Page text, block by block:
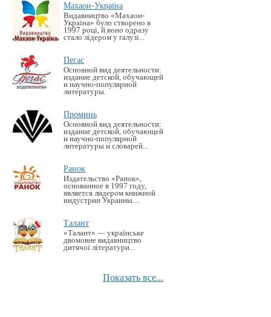
Махаон-Україна
Видавництво «Махаон-
Україна» було створено в
1997 році, й воно одразу
стало лідером у галузі...
Пегас
Основной вид деятельности:
издание детской, обучающей
и научно-популярной
литературы.
Проминь
Основной вид деятельности:
издание детской, обучающей
и научно-популярной
литературы и словарей...
Ранок
Издательство «Ранок»,
основанное в 1997 году,
является лидером книжной
индустрии Украины....
Талант
«Талант» — українське
двомовне видавництво
дитячої літератури...
Показать все...